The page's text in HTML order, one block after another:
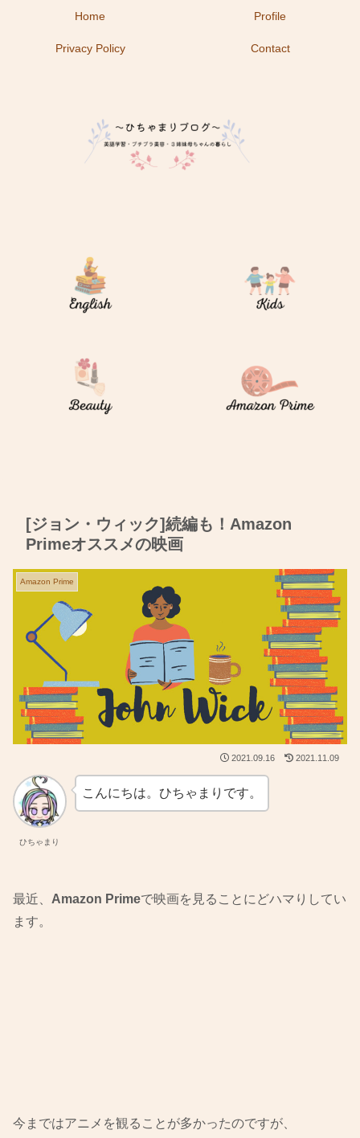
Home Profile
Privacy Policy Contact
[ジョン・ウィック]続編も！Amazon
Primeオススメの映画
Amazon Prime
2021.09.16 2021.11.09
ひちゃまり
こんにちは。ひちゃまりです。
最近、 Amazon Primeで映画を見ることにどハマりしてい
ます。
今まではアニメを観ることが多かったのですが、